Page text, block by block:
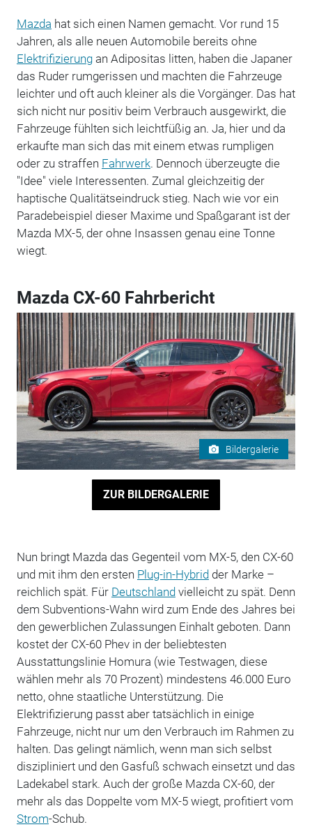
Mazda hat sich einen Namen gemacht. Vor rund 15
Jahren, als alle neuen Automobile bereits ohne
Elektrifizierungan Adipositas litten, haben die Japaner
das Ruder rumgerissen und machten die Fahrzeuge
leichter und oft auch kleiner als die Vorgänger. Das hat
sich nicht nur positiv beim Verbrauch ausgewirkt, die
Fahrzeuge fühlten sich leichtfüßig an. Ja, hier und da
erkaufte man sich das mit einem etwas rumpligen
oder zu straffen Fahrwerk. Dennoch überzeugte die
"Idee" viele Interessenten. Zumal gleichzeitig der
haptische Qualitätseindruck stieg. Nach wie vor ein
Paradebeispiel dieser Maxime und Spaßgarant ist der
Mazda MX-5, der ohne Insassen genau eine Tonne
wiegt.
Mazda CX-60 Fahrbericht
Bildergalerie
ZUR BILDERGALERIE
Nun bringt Mazda das Gegenteil vom MX-5, den CX-60
und mit ihm den ersten Plug-in-Hybridder Marke –
reichlich spät. Für Deutschlandvielleicht zu spät. Denn
dem Subventions-Wahn wird zum Ende des Jahres bei
den gewerblichen Zulassungen Einhalt geboten. Dann
kostet der CX-60 Phev in der beliebtesten
Ausstattungslinie Homura (wie Testwagen, diese
wählen mehr als 70 Prozent) mindestens 46.000 Euro
netto, ohne staatliche Unterstützung. Die
Elektrifizierung passt aber tatsächlich in einige
Fahrzeuge, nicht nur um den Verbrauch im Rahmen zu
halten. Das gelingt nämlich, wenn man sich selbst
diszipliniert und den Gasfuß schwach einsetzt und das
Ladekabel stark. Auch der große Mazda CX-60, der
mehr als das Doppelte vom MX-5 wiegt, profitiert vom
Strom-Schub.